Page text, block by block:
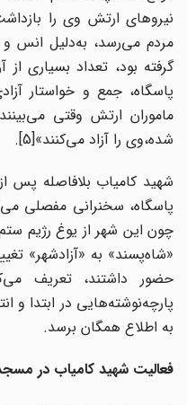
نیرو‌های ارتش وی را
مردم می‌رسد، به‌دلیل انس و
گرفته بود، تعداد بسیاری
پاسگاه، جمع و خواستار
ماموران ارتش وقتی
شده،وی را آزاد می‌کنند»[5].
شهید کامیاب بلافاصله پس
پاسگاه، سخنرانی مفصلی
چون این شهر از یوغ رژیم
«شاه‌پسند» به «آزادشهر»
حضور داشتند، تعریف
پارچه‌نوشته‌هایی در ابتدا و
به‌ اطلاع همگان برسد.
فعالیت شهید کامیاب در مسجد